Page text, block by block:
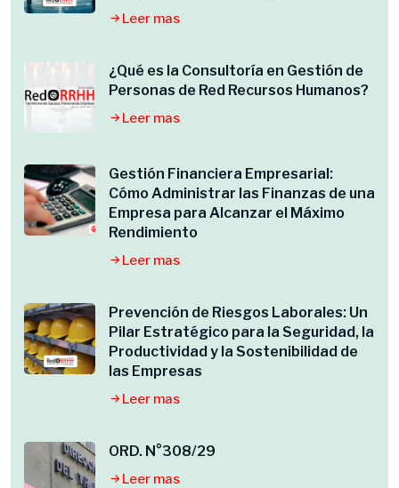
Leer mas
¿Qué es la Consultoría en Gestión de
Personas de Red Recursos Humanos?
Leer mas
Gestión Financiera Empresarial:
Cómo Administrar las Finanzas de una
Empresa para Alcanzar el Máximo
Rendimiento
Leer mas
Prevención de Riesgos Laborales: Un
Pilar Estratégico para la Seguridad, la
Productividad y la Sostenibilidad de
las Empresas
Leer mas
ORD. N°308/29
Leer mas